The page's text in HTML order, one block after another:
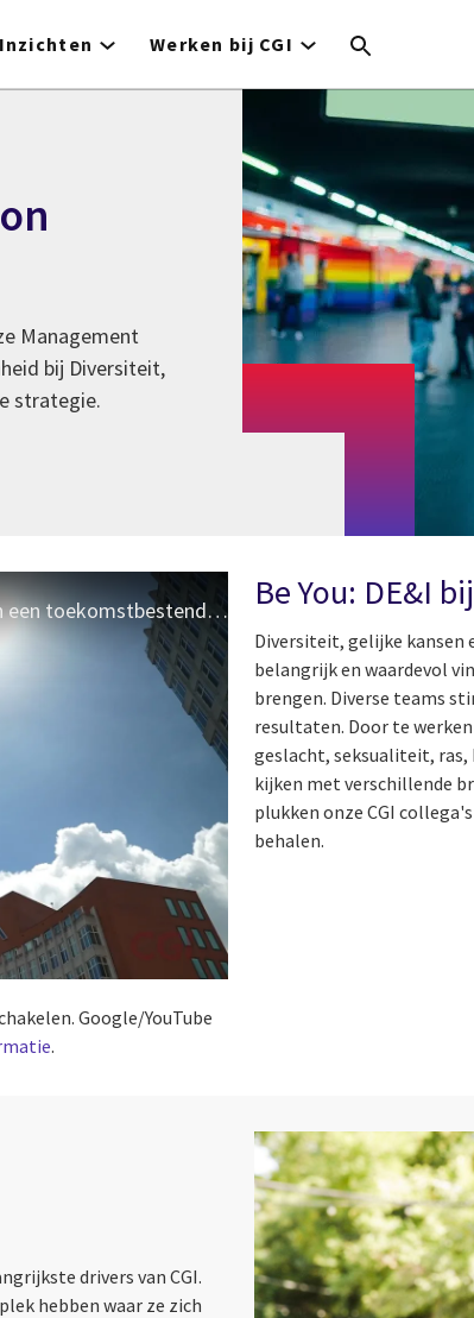
Inzichten Werken bij CGI
Management
bij Diversiteit,
strategie.
Diversiteit en inclusie bij CGI: samen bouwen aan een toekomstbestendige organisatie
Google/YouTube
.
Be You: DE&I
Diversiteit, gelijke kansen
belangrijk en waardevol
brengen. Diverse teams
resultaten. Door te
geslacht, seksualiteit, ras,
kijken met verschillende
plukken onze CGI
behalen.
drivers van CGI.
hebben waar ze zich